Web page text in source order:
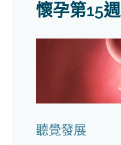
懷孕第15週
聽覺發展